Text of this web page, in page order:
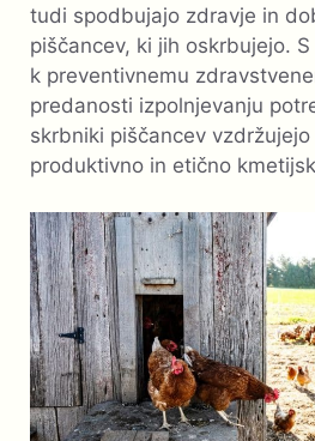
tudi spodbujajo zdravje in
piščancev, ki jih oskrbujejo.
k preventivnemu
predanosti izpolnjevanju
skrbniki piščancev
produktivno in etično